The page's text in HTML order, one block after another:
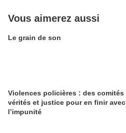
Vous aimerez aussi
Le grain de son
Violences policières : des comités
vérités et justice pour en finir avec
l’impunité